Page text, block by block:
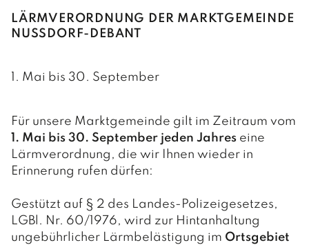
LÄRMVERORDNUNG DER MARKTGEMEINDE
NUSSDORF-DEBANT
1. Mai bis 30. September
Für unsere Marktgemeinde gilt im Zeitraum vom
1. Mai bis 30. September jeden Jahres eine
Lärmverordnung, die wir Ihnen wieder in
Erinnerung rufen dürfen:
Gestützt auf § 2 des Landes-Polizeigesetzes,
LGBl. Nr. 60/1976, wird zur Hintanhaltung
ungebührlicher Lärmbelästigung im Ortsgebiet